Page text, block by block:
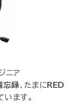
ニア
忘録、たまにRED
ます。